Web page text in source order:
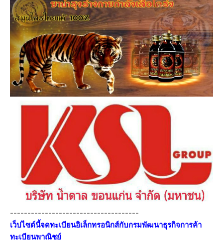
-------------------------------------
เว็ปไซต์นี้จดทะเบียนอิเล็กทรอนิกส์กับกรมพัฒนาธุรกิจการค้า
ทะเบียนพาณิชย์